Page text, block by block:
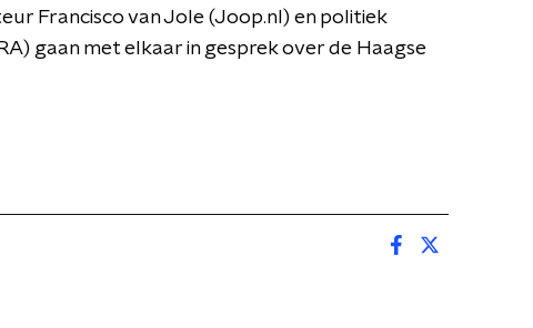
Francisco van Jole (Joop.nl) en politiek
gaan met elkaar in gesprek over de Haagse